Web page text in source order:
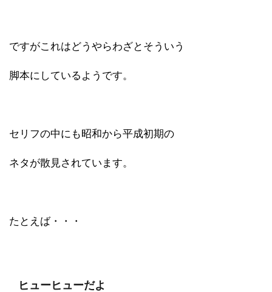
ですがこれはどうやらわざとそういう
脚本にしているようです。
セリフの中にも昭和から平成初期の
ネタが散見されています。
たとえば・・・
ヒューヒューだよ